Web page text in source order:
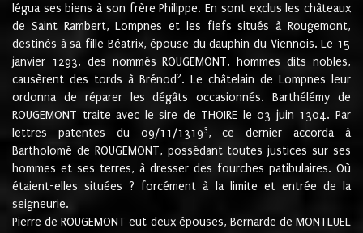
légua ses biens à son frère Philippe. En sont exclus les châteaux
de Saint Rambert, Lompnes et les fiefs situés à Rougemont,
destinés à sa fille Béatrix, épouse du dauphin du Viennois. Le 15
janvier 1293, des nommés ROUGEMONT, hommes dits nobles,
causèrent des tords à Brénod 2. Le châtelain de Lompnes leur
ordonna de réparer les dégâts occasionnés. Barthélémy de
ROUGEMONT traite avec le sire de THOIRE le 03 juin 1304. Par
lettres patentes du 09/11/13193, ce dernier accorda à
Bartholomé de ROUGEMONT, possédant toutes justices sur ses
hommes et ses terres, à dresser des fourches patibulaires. Où
étaient-elles situées ? forcément à la limite et entrée de la
seigneurie.
Pierre de ROUGEMONT eut deux épouses, Bernarde de MONTLUEL